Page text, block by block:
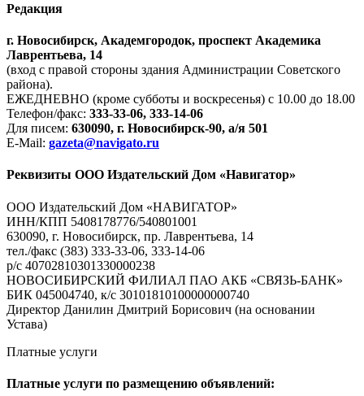
Редакция
г. Новосибирск, Академгородок, проспект Академика
Лаврентьева, 14
(вход с правой стороны здания Администрации Советского
района).
ЕЖЕДНЕВНО (кроме субботы и воскресенья) с 10.00 до 18.00
Телефон/факс: 333-33-06, 333-14-06
Для писем: 630090, г. Новосибирск-90, а/я 501
E-Mail: gazeta@navigato.ru
Реквизиты ООО Издательский Дом «Навигатор»
ООО Издательский Дом «НАВИГАТОР»
ИНН/КПП 5408178776/540801001
630090, г. Новосибирск, пр. Лаврентьева, 14
тел./факс (383) 333-33-06, 333-14-06
р/с 40702810301330000238
НОВОСИБИРСКИЙ ФИЛИАЛ ПАО АКБ «СВЯЗЬ-БАНК»
БИК 045004740, к/с 30101810100000000740
Директор Данилин Дмитрий Борисович (на основании
Устава)
Платные услуги
Платные услуги по размещению объявлений: